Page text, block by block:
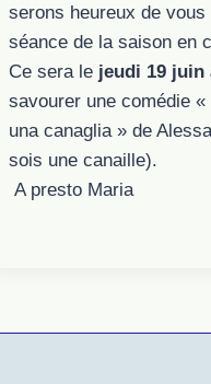
serons heureux de
séance de la saison en
Ce sera le jeudi 19 juin
savourer une comédie
una canaglia » de
sois une canaille).
A presto Maria